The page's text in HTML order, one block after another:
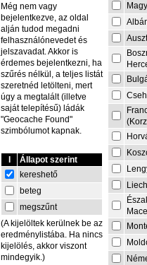
Még nem vagy
bejelentkezve, az oldal
alján tudod megadni
felhasználónevedet és
jelszavadat. Akkor is
érdemes bejelentkezni, ha
szűrés nélkül, a teljes listát
szeretnéd letölteni, mert
úgy a megtalált (illetve
saját telepítésű) ládák
"Geocache Found"
szimbólumot kapnak.
I
Állapot szerint
kereshető
beteg
megszűnt
(A kijelöltek kerülnek be az
eredménylistába. Ha nincs
kijelölés, akkor viszont
mindegyik.)